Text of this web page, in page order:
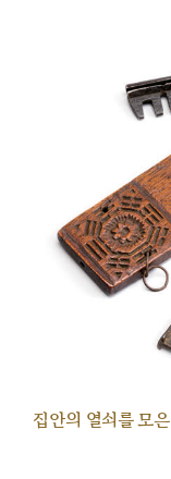
집안의 열쇠를 모